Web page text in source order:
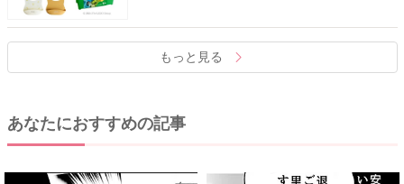
もっと見る
あなたにおすすめの記事